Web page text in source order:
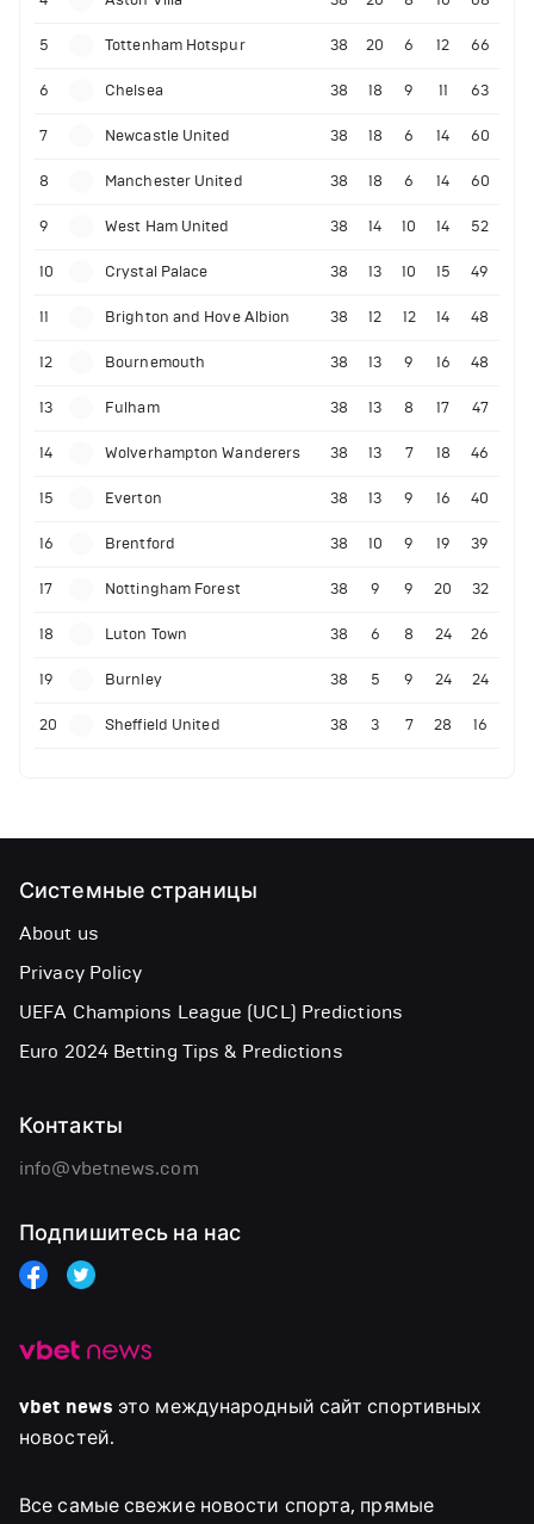
5 Tottenham Hotspur 38 20 6 12 66
6 Chelsea 38 18 9 11 63
7 Newcastle United 38 18 6 14 60
8 Manchester United 38 18 6 14 60
9 West Ham United 38 14 10 14 52
10 Crystal Palace 38 13 10 15 49
11 Brighton and Hove Albion 38 12 12 14 48
12 Bournemouth 38 13 9 16 48
13 Fulham 38 13 8 17 47
14 Wolverhampton Wanderers 38 13 7 18 46
15 Everton 38 13 9 16 40
16 Brentford 38 10 9 19 39
17 Nottingham Forest 38 9 9 20 32
18 Luton Town 38 6 8 24 26
19 Burnley 38 5 9 24 24
20 Sheffield United 38 3 7 28 16
vbet news это международный сайт спортивных
новостей.
Все самые свежие новости спорта, прямые
Системные страницы
About us
Privacy Policy
UEFA Champions League (UCL) Predictions
Euro 2024 Betting Tips & Predictions
Контакты
info@vbetnews.com
Подпишитесь на нас